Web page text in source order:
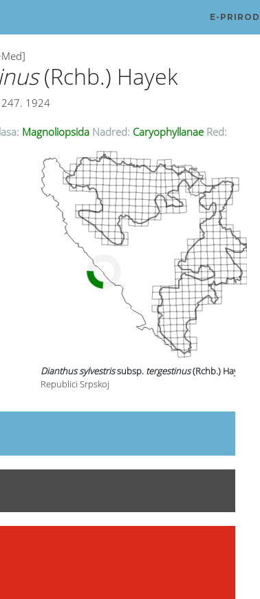
E-
(Rchb.) Hayek
247. 1924
Magnoliopsida Nadred: Caryophyllanae Red:
Dianthus sylvestrissubsp. tergestinus(Rchb.) Hayek
Republici Srpskoj